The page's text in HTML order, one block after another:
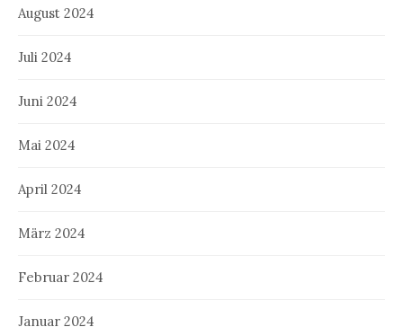
August 2024
Juli 2024
Juni 2024
Mai 2024
April 2024
März 2024
Februar 2024
Januar 2024